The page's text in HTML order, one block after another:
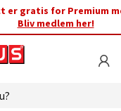
er gratis for Premium
Bliv medlem her!